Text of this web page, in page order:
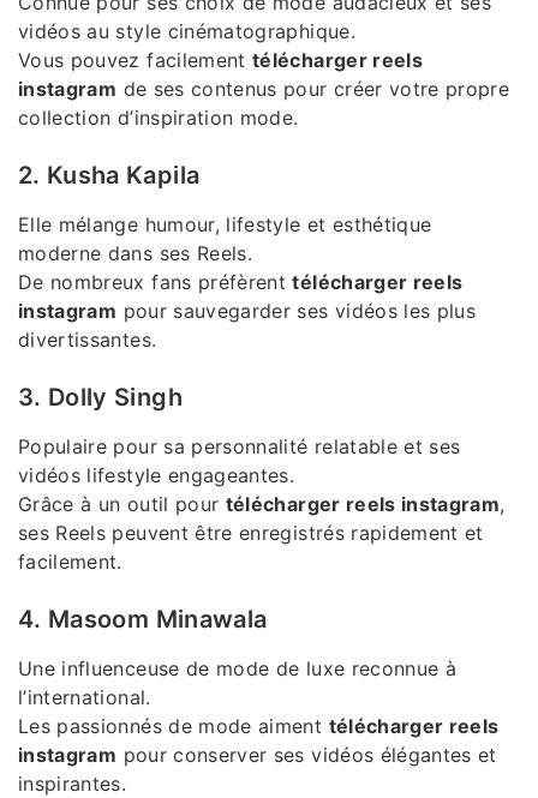
vidéos au style cinématographique.
Vous pouvez facilementtélécharger reels
instagram de ses contenus pour créer votre propre
collection d’inspiration mode.
2. Kusha Kapila
Elle mélange humour, lifestyle et esthétique
moderne dans ses Reels.
De nombreux fans préfèrenttélécharger reels
instagram pour sauvegarder ses vidéos les plus
divertissantes.
3. Dolly Singh
Populaire pour sa personnalité relatable et ses
vidéos lifestyle engageantes.
Grâce à un outil pour télécharger reels instagram,
ses Reels peuvent être enregistrés rapidement et
facilement.
4. Masoom Minawala
Une influenceuse de mode de luxe reconnue à
l’international.
Les passionnés de mode aiment télécharger reels
instagram pour conserver ses vidéos élégantes et
inspirantes.